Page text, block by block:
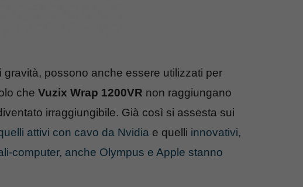
gravità, possono anche essere utilizzati per
che Vuzix Wrap 1200VR non raggiungano
irraggiungibile. Già così si assesta sui
attivi con cavo da Nvidia e quelli innovativi,
computer, anche Olympus e Apple stanno